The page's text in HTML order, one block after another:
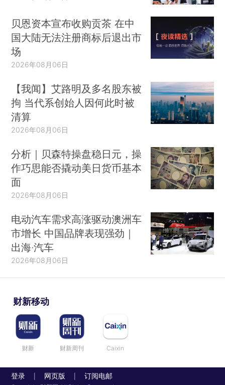
贝恩资本宣布收购贡茶 在中
国大陆无法注册商标后退出市
场
2026年08月06日
【我闻】艾路明及多名股东被
拘 当代系创始人因何此时被
清算
2026年08月06日
分析｜贝森特操盘稳日元，操
作巧思能否撬动美日货币基本
面
2026年08月06日
电动汽车需求高涨驱动澳洲车
市增长 中国品牌表现强劲｜
出海·汽车
2026年08月06日
财新移动
财新 财新周刊 Caixin
登录 网页版 订阅电邮